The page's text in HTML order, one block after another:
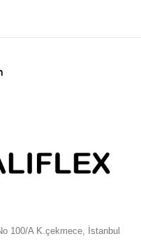
100/A K.çekmece, İstanbul